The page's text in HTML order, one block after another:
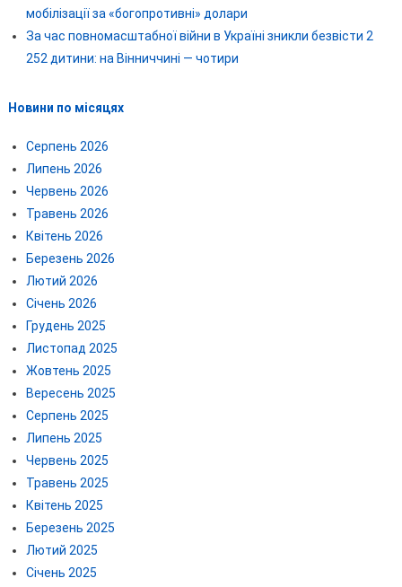
мобілізації за «богопротивні» долари
За час повномасштабної війни в Україні зникли безвісти 2
252 дитини: на Вінниччині — чотири
Новини по місяцях
Серпень 2026
Липень 2026
Червень 2026
Травень 2026
Квітень 2026
Березень 2026
Лютий 2026
Січень 2026
Грудень 2025
Листопад 2025
Жовтень 2025
Вересень 2025
Серпень 2025
Липень 2025
Червень 2025
Травень 2025
Квітень 2025
Березень 2025
Лютий 2025
Січень 2025